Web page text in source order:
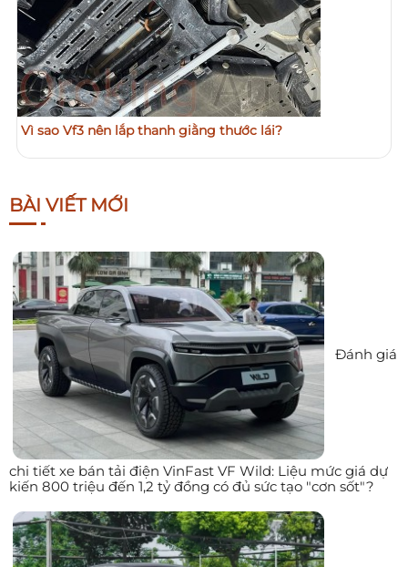
Vì sao Vf3 nên lắp thanh giằng thước lái?
BÀI VIẾT MỚI
Đánh giá
chi tiết xe bán tải điện VinFast VF Wild: Liệu mức giá dự
kiến 800 triệu đến 1,2 tỷ đồng có đủ sức tạo "cơn sốt"?